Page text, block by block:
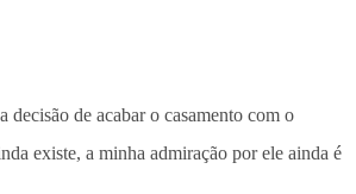
decisão de acabar o casamento com o
existe, a minha admiração por ele ainda é